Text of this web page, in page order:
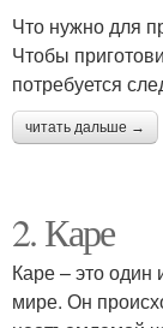
Что нужно для
Чтобы
потребуется
читать дальше →
2. Каре
Каре – это
мире. Он